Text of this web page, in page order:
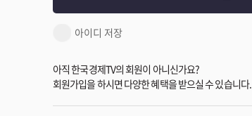
아이디 저장
아직 한국경제TV의 회원이 아니신가요?
회원가입을 하시면 다양한 혜택을 받으실 수 있습니다.